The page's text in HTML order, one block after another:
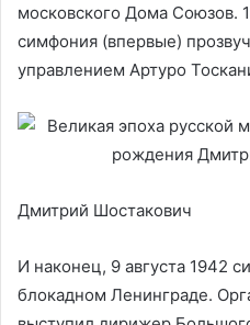
московского Дома Союзов.
симфония (впервые)
управлением Артуро
Дмитрий Шостакович
И наконец, 9 августа 1942
блокадном Ленинграде.